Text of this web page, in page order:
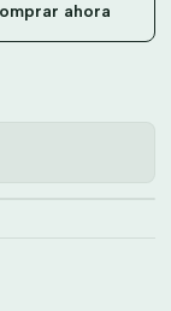
ahora